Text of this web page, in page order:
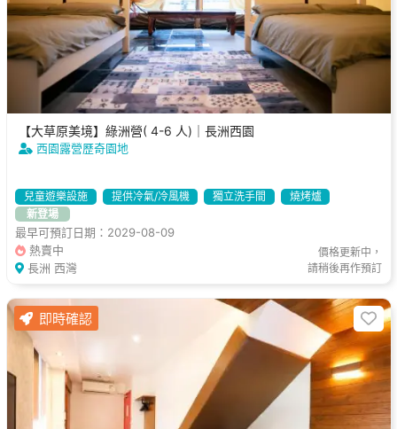
【大草原美境】綠洲營( 4-6 人)｜長洲西園
西園露營歷奇園地
兒童遊樂設施 提供冷氣/冷風機 獨立洗手間
燒烤爐
新登場
最早可預訂日期：2029-08-09
熱賣中
長洲 西灣
價格更新中，
請稍後再作預訂
即時確認